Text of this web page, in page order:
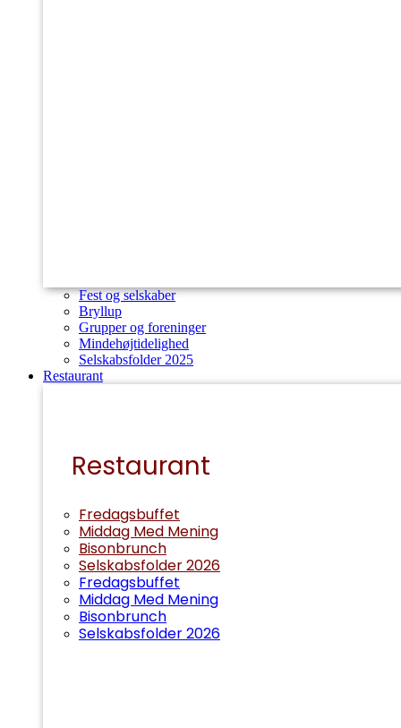
Fest og selskaber
Bryllup
Grupper og foreninger
Mindehøjtidelighed
Selskabsfolder 2025
Restaurant
Restaurant
Fredagsbuffet
Middag Med Mening
Bisonbrunch
Selskabsfolder 2026
Fredagsbuffet
Middag Med Mening
Bisonbrunch
Selskabsfolder 2026